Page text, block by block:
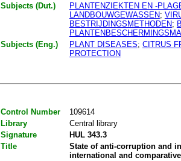
Subjects (Dut.)
PLANTENZIEKTEN EN -
LANDBOUWGEWASSEN;
BESTRIJDINGSMETHODEN;
Subjects (Eng.)
PLANT DISEASES; CITRUS
PROTECTION
Control Number
109614
Library
Central library
Signature
HUL 343.3
Title
State of anti-corruption and
international and comparative